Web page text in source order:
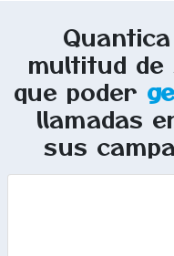
multitud
que poder
llamadas
sus